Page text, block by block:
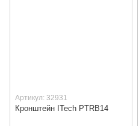
Артикул: 32931
Кронштейн ITech PTRB14